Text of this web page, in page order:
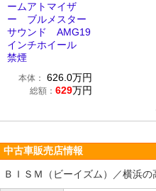
ームアトマイザ
ー ブルメスター
サウンド AMG19
インチホイール
禁煙
本体： 626.0万円
総額： 629万円
中古車販売店情報
ＢＩＳＭ（ビーイズム）／横浜